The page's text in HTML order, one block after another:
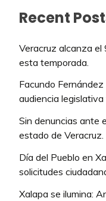
Recent
Veracruz alcanza
esta temporada.
Facundo
audiencia
Sin denuncias ante
estado de Veracruz.
Día del Pueblo en
solicitudes
Xalapa se ilumina: